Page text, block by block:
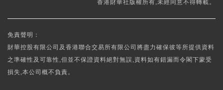
香港財華社版權所有,未經同意不得轉載。
免責聲明：
財華控股有限公司及香港聯合交易所有限公司將盡力確保彼等所提供資料
之準確性及可靠性,但並不保證資料絕對無誤,資料如有錯漏而令閣下蒙受
損失,本公司概不負責。